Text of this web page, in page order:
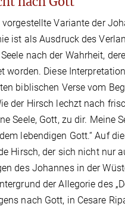
vorgestellte Variante der
ist als Ausdruck des
nach der Wahrheit,
worden. Diese
biblischen Verse vom
der Hirsch lechzt nach
Seele, Gott, zu dir. Meine
lebendigen Gott.“ Auf
Hirsch, der sich nicht nur
des Johannes in der
der Allegorie des
nach Gott, in Cesare